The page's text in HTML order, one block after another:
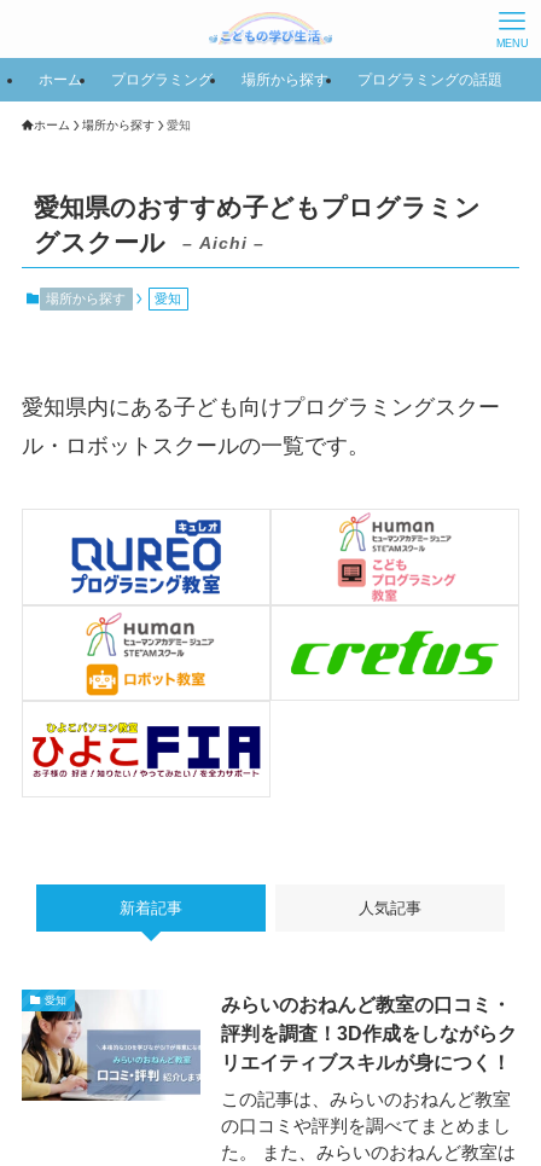
MENU
ホーム プログラミング 場所から探す プログラミングの話題
ホーム 場所から探す 愛知
愛知県のおすすめ子どもプログラミン
グスクール
– Aichi –
場所から探す 愛知
愛知県内にある子ども向けプログラミングスクー
ル・ロボットスクールの一覧です。
新着記事 人気記事
愛知
みらいのおねんど教室の口コミ・
評判を調査！3D作成をしながらク
リエイティブスキルが身につく！
この記事は、みらいのおねんど教室
の口コミや評判を調べてまとめまし
た。 また、みらいのおねんど教室は